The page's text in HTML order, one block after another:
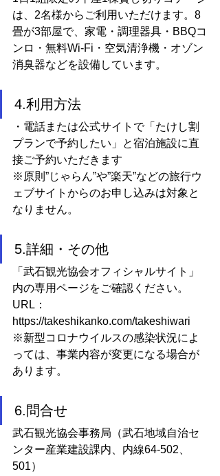
は、2名様からご利用いただけます。8
畳が3部屋で、家電・調理器具・BBQコ
ンロ・無料Wi-Fi・空気清浄機・オゾン
消臭器などを設備しています。
4.利用方法
・電話または公式サイトで「たけし割
プランで予約したい」と宿泊施設に直
接ご予約いただきます
※原則”じゃらん”や”楽天”などの旅行ウ
ェブサイトからのお申し込みは対象と
なりません。
5.詳細・その他
「武石観光協会オフィシャルサイト」
内の専用ページをご確認ください。
URL：
https://takeshikanko.com/takeshiwari
※新型コロナウイルスの感染状況によ
っては、事業内容が変更になる場合が
あります。
6.問合せ
武石観光協会事務局（武石地域自治セ
ンター産業建設課内、内線64-502、
501）